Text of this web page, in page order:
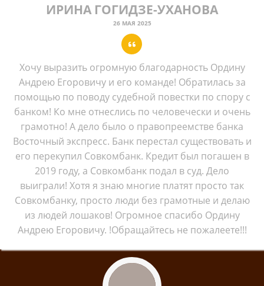
ИРИНА ГОГИДЗЕ-УХАНОВА
26 МАЯ 2025
Хочу выразить огромную благодарность Ордину
Андрею Егоровичу и его команде! Обратилась за
помощью по поводу судебной повестки по спору с
банком! Ко мне отнеслись по человечески и очень
грамотно! А дело было о правопреемстве банка
Восточный экспресс. Банк перестал существовать и
его перекупил Совкомбанк. Кредит был погашен в
2019 году, а Совкомбанк подал в суд. Дело
выиграли! Хотя я знаю многие платят просто так
Совкомбанку, просто люди без грамотные и делаю
из людей лошаков! Огромное спасибо Ордину
Андрею Егоровичу. !Обращайтесь не пожалеете!!!